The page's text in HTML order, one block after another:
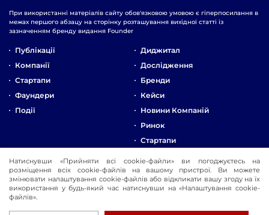
При використанні матеріалів сайту обов'язковою умовою є гіперпосилання в
межах першого абзацу на сторінку розташування вихідної статті із
зазначенням бренду видання Founder
Публікації
Компанії
Стартапи
Фаундери
Події
Диджитал
Дослідження
Бренди
Кейси
Новини Компаній
Ринок
Стартапи
Про Компанію
Реклама
Контакти
Натиснувши «Прийняти всі cookie-файли» ви погоджуєтесь на
розміщення всіх cookie-файлів на вашому пристрої. Ви можете
змінювати налаштування cookie-файлів або відкликати вашу згоду на їх
використання у будь-який час натиснувши на «Налаштування cookie-
файлів».